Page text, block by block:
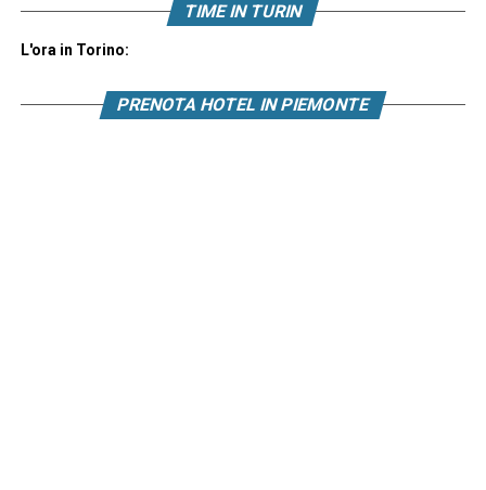
TIME IN TURIN
L'ora in Torino:
PRENOTA HOTEL IN PIEMONTE